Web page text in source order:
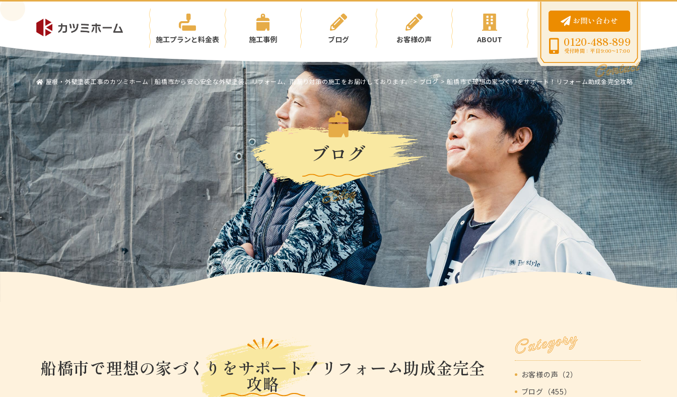
施工プランと料金表 施工事例 ブログ お客様の声 ABOUT
お問い合わせ
0120-488-899
受付時間：平日9:00〜17:00
屋根・外壁塗装工事のカツミホーム｜船橋市から安心安全な外壁塗装、リフォーム、雨漏り対策の施工をお届けしております。>ブログ> 船橋市で理想の家づくりをサポート！リフォーム助成金完全攻略
ブログ
Blog
船橋市で理想の家づくりをサポート！リフォーム助成金完全
攻略
Category
お客様の声（2）
ブログ（455）